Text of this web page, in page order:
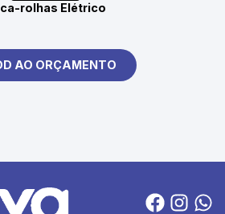
rolhas Elétrico
AO ORÇAMENTO